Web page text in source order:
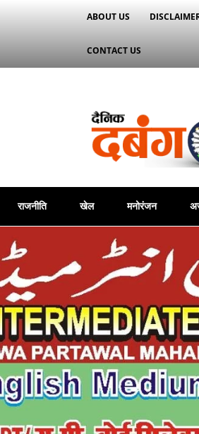
ABOUT US
CONTACT US
राजनीति खेल मनोरंजन